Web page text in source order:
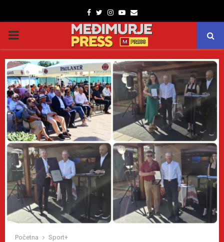
Facebook
TwitterInstagram
Youtube
Email
PRIMARY
MENU
Početna
Sport+